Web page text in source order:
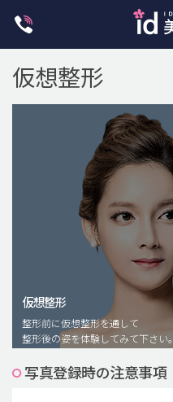
脂肪注入(アンチエイジング)
豊胸手術・バストアップ
プチ整形
仮想整形
仮想整形
整形前に仮想整形を通して
整形後の姿を体験してみて下さい。
写真登録時の注意事項